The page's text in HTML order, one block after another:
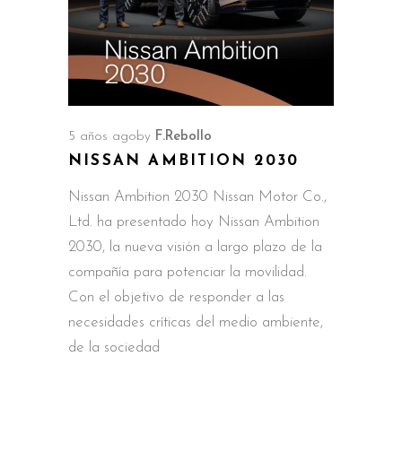
5 años ago by F.Rebollo
NISSAN AMBITION 2030
Nissan Ambition 2030 Nissan Motor Co.,
Ltd. ha presentado hoy Nissan Ambition
2030, la nueva visión a largo plazo de la
compañía para potenciar la movilidad.
Con el objetivo de responder a las
necesidades críticas del medio ambiente,
de la sociedad